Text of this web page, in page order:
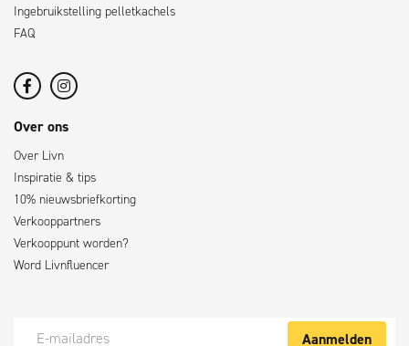
Ingebruikstelling pelletkachels
FAQ
Over ons
Over Livn
Inspiratie & tips
10% nieuwsbriefkorting
Verkooppartners
Verkooppunt worden?
Word Livnfluencer
Aanmelden